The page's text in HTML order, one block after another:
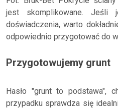
jest skomplikowane.
doświadczenia, warto
odpowiednio przygotować do
Przygotowujemy grunt
Hasło "grunt to podstawa",
przypadku sprawdza się